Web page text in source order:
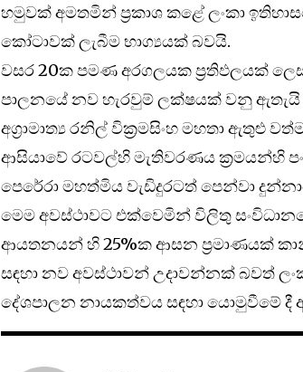
හමුවක් අමතමින් ප්‍රකාශ කළේ ලංකා
කෝටාවක් ලැබීම භාග්‍යයක් බවයි.
වසර 20ක පමණ අරගලයක ප්‍රතිඵලයක්
පාලනයේ නව හැරවුම් ලක්ෂයක් වනු
අග්‍රාමාත්‍ය රනිල් වික්‍රමසිංහ මහතා
ආසියාවේ රටවල්හි මැතිවරණය ක්‍රමයන්හි
පෙරේරා මහත්මිය වැඩිදුරටත් පෙන්වා
මෙම අවස්ථාවට එක්වෙමින් විලිතු
ආයතනයන් හි 25%ක ආසන ප්‍රමාණයක්
සඳහා නව අවස්ථාවන් උදාවන්නක් බවත්
දේශපාලන නායකත්වය සඳහා යොමුවීමේ